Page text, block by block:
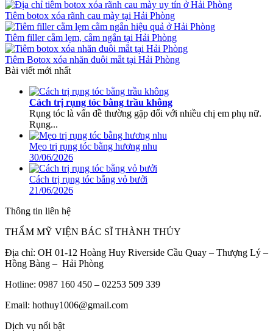
Tiêm botox xóa rãnh cau mày tại Hải Phòng
Tiêm filler cằm lẹm, cằm ngắn tại Hải Phòng
Tiêm Botox xóa nhăn đuôi mắt tại Hải Phòng
Bài viết mới nhất
Cách trị rụng tóc bằng trầu không
Rụng tóc là vấn đề thường gặp đối với nhiều chị em phụ nữ.
Rụng...
Mẹo trị rụng tóc bằng hương nhu
30/06/2026
Cách trị rụng tóc bằng vỏ bưởi
21/06/2026
Thông tin liên hệ
THẨM MỸ VIỆN BÁC SĨ THÀNH THỦY
Địa chỉ: OH 01-12 Hoàng Huy Riverside Cầu Quay – Thượng Lý –
Hồng Bàng – Hải Phòng
Hotline: 0987 160 450 – 02253 509 339
Email: hothuy1006@gmail.com
Dịch vụ nổi bật